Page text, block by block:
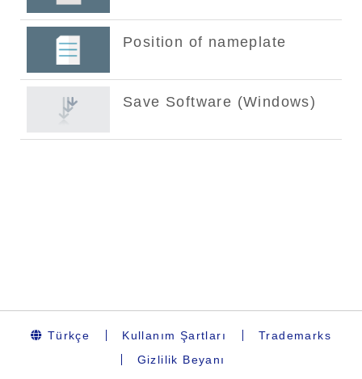
Türkçe Kullanım Şartları
Trademarks
Gizlilik Beyanı